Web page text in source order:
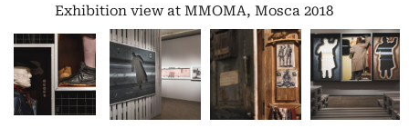
Exhibition view at MMOMA, Mosca 2018